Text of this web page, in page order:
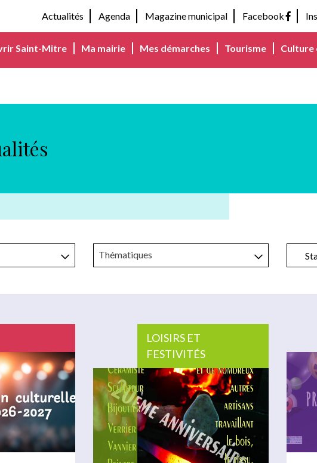
Actualités Agenda Magazine municipal Facebook
Saint-Mitre Ma mairie Mes démarches Tourisme Culture
Thématiques
LOISIRS ET
FESTIVITÉS